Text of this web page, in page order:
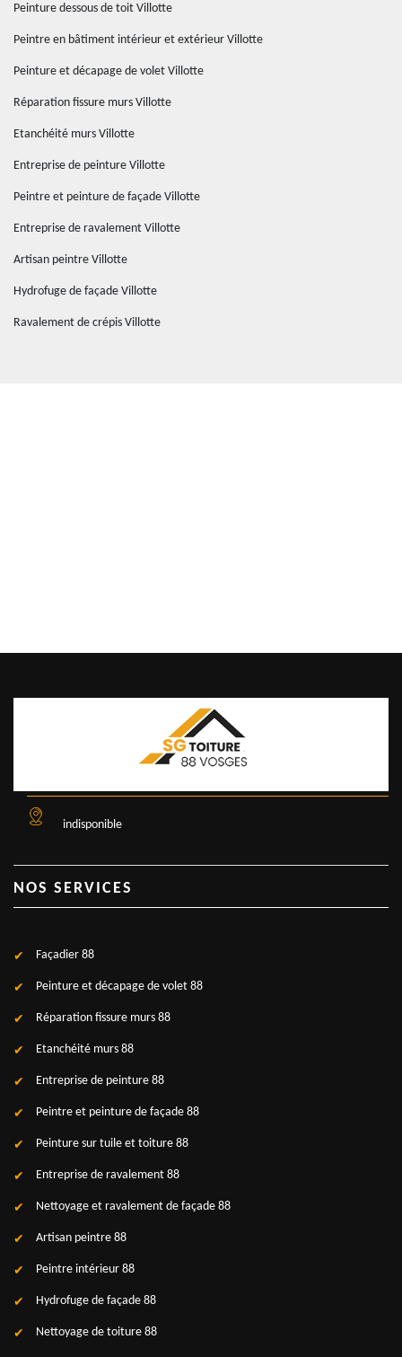
Peinture dessous de toit Villotte
Peintre en bâtiment intérieur et extérieur Villotte
Peinture et décapage de volet Villotte
Réparation fissure murs Villotte
Etanchéité murs Villotte
Entreprise de peinture Villotte
Peintre et peinture de façade Villotte
Entreprise de ravalement Villotte
Artisan peintre Villotte
Hydrofuge de façade Villotte
Ravalement de crépis Villotte
indisponible
NOS SERVICES
Façadier 88
Peinture et décapage de volet 88
Réparation fissure murs 88
Etanchéité murs 88
Entreprise de peinture 88
Peintre et peinture de façade 88
Peinture sur tuile et toiture 88
Entreprise de ravalement 88
Nettoyage et ravalement de façade 88
Artisan peintre 88
Peintre intérieur 88
Hydrofuge de façade 88
Nettoyage de toiture 88